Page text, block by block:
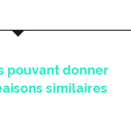
pouvant donner
similaires